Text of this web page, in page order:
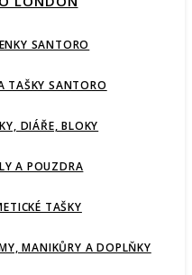
SANTORO
TAŠKY SANTORO
DIÁŘE, BLOKY
A POUZDRA
TAŠKY
MANIKŮRY A DOPLŇKY